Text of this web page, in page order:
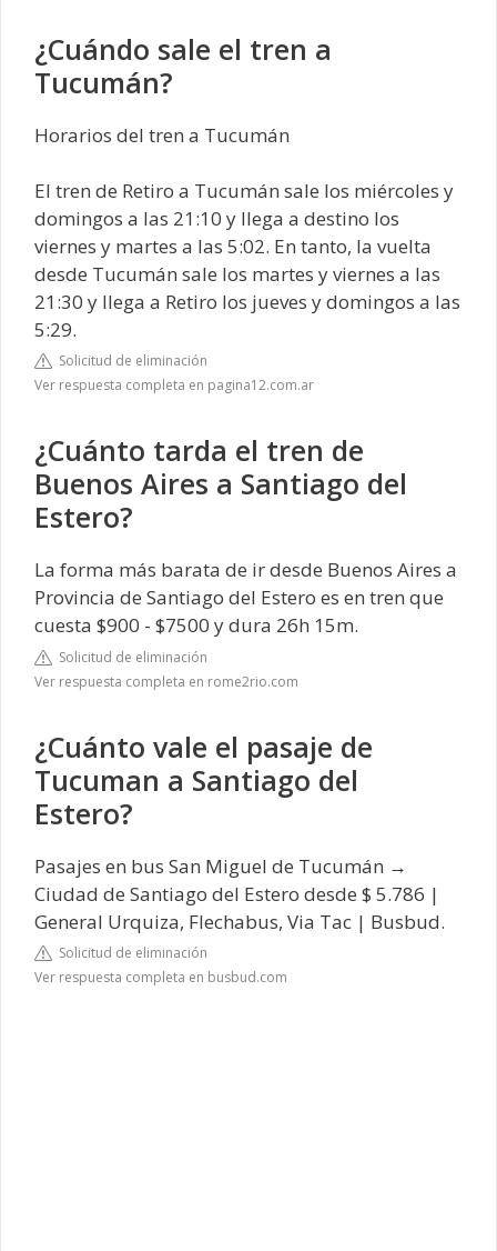
¿Cuándo sale el tren a
Tucumán?
Horarios del tren a Tucumán
El tren de Retiro a Tucumán sale los miércoles y
domingos a las 21:10 y llega a destino los
viernes y martes a las 5:02. En tanto, la vuelta
desde Tucumán sale los martes y viernes a las
21:30 y llega a Retiro los jueves y domingos a las
5:29.
Solicitud de eliminación
Ver respuesta completa en pagina12.com.ar
¿Cuánto tarda el tren de
Buenos Aires a Santiago del
Estero?
La forma más barata de ir desde Buenos Aires a
Provincia de Santiago del Estero es en tren que
cuesta $900 - $7500 y dura 26h 15m.
Solicitud de eliminación
Ver respuesta completa en rome2rio.com
¿Cuánto vale el pasaje de
Tucuman a Santiago del
Estero?
Pasajes en bus San Miguel de Tucumán →
Ciudad de Santiago del Estero desde $ 5.786 |
General Urquiza, Flechabus, Via Tac | Busbud.
Solicitud de eliminación
Ver respuesta completa en busbud.com